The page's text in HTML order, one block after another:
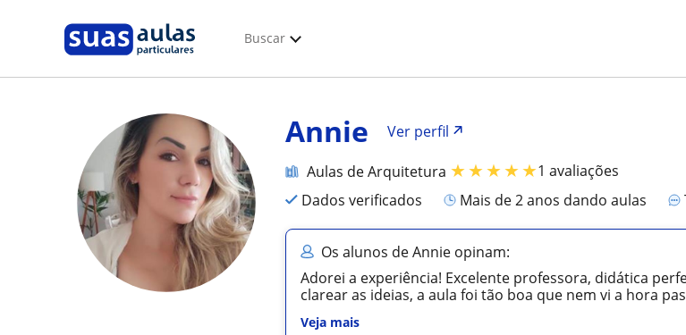
Buscar
Annie Ver perfil
Aulas de Arquitetura ★★★★★1 avaliações
Dados verificados
mais de 2 anos dando aulas
Os alunos de Annie opinam:
Adorei a experiência! Excelente professora, didática
clarear as ideias, a aula foi tão boa que nem vi a hora
Veja mais